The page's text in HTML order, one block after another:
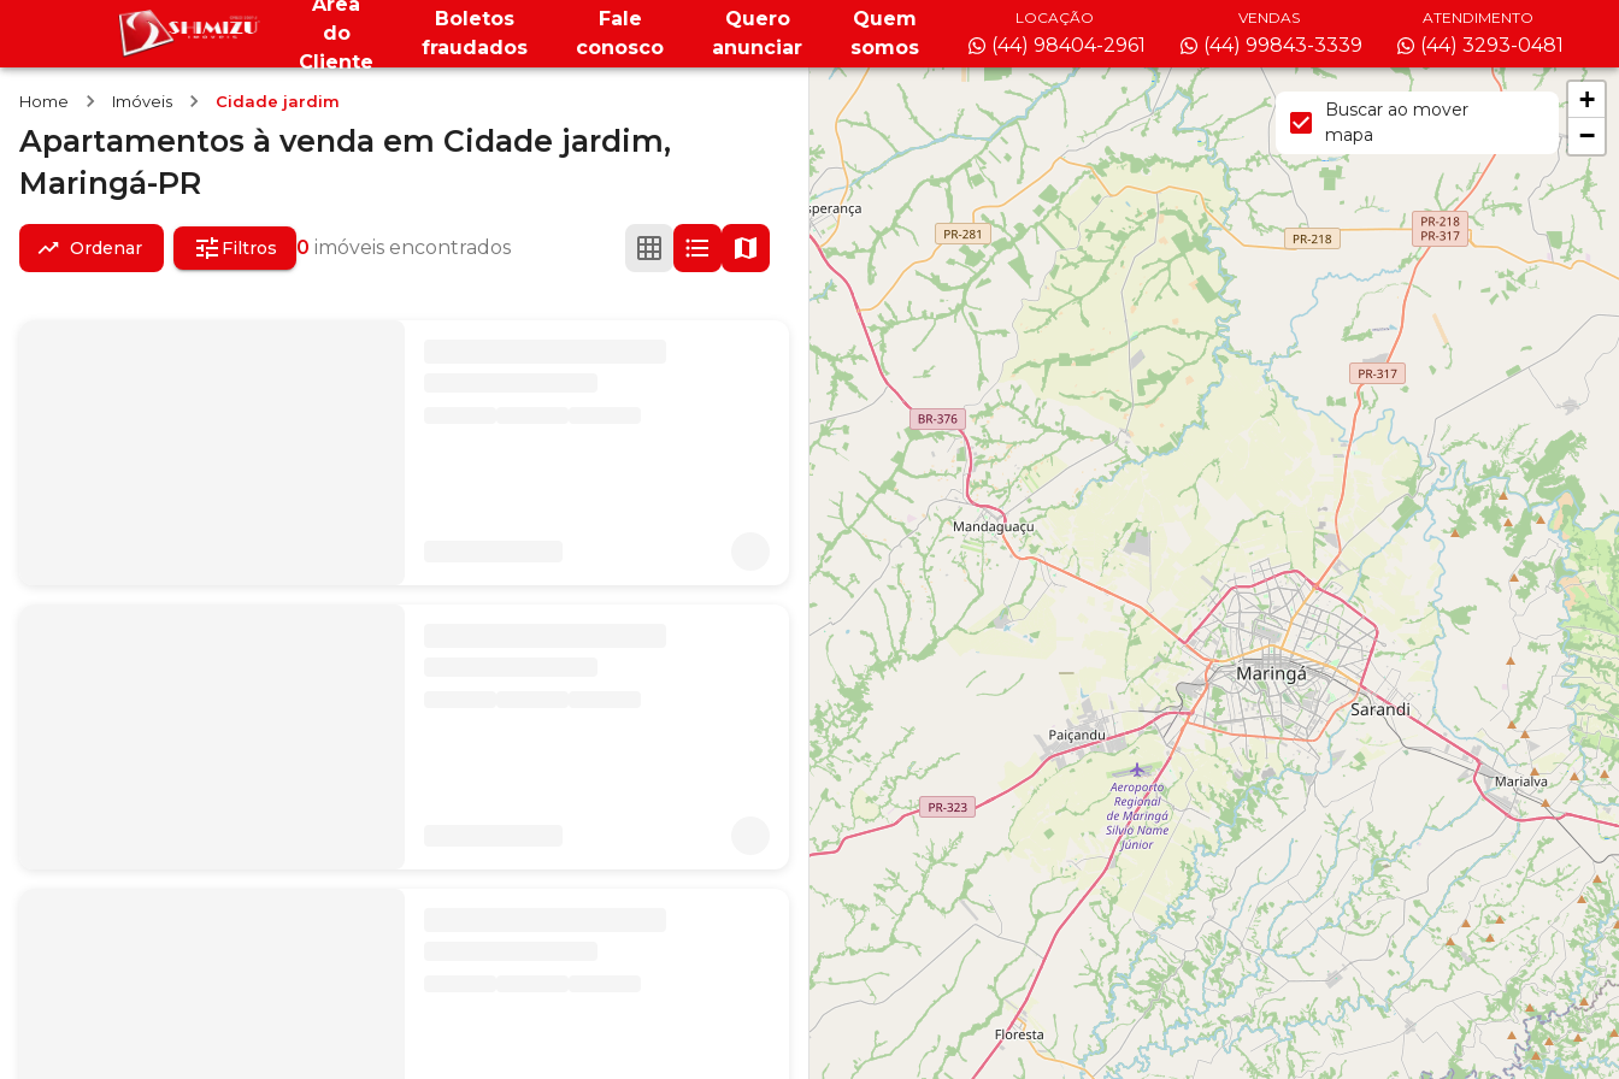
do
Cliente
Boletos
fraudados
Fale
conosco
Quero
anunciar
Quem
somos
LOCAÇÃO
(44) 98404-2961
VENDAS
(44) 99843-3339
ATENDIMENTO
(44) 3293-0481
Home Imóveis Cidade jardim
Apartamentos à venda em Cidade jardim,
Maringá-PR
Ordenar Filtros 0 imóveis encontrados
+
−
Buscar ao mover
mapa